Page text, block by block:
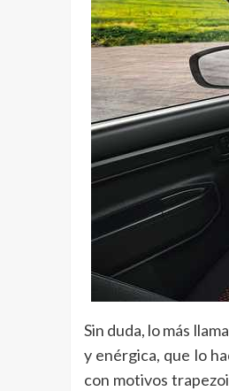
Sin duda, lo más
y enérgica, que lo
con motivos